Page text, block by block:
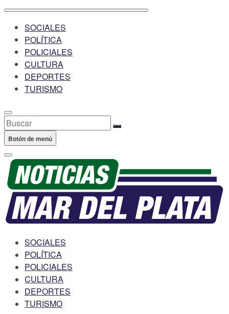
SOCIALES
POLÍTICA
POLICIALES
CULTURA
DEPORTES
TURISMO
Buscar
Botón de menú
SOCIALES
POLÍTICA
POLICIALES
CULTURA
DEPORTES
TURISMO